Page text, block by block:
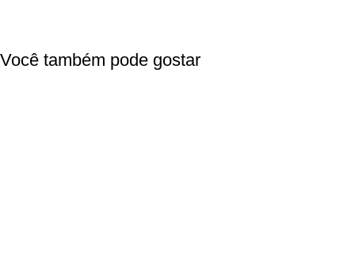
Você também pode gostar